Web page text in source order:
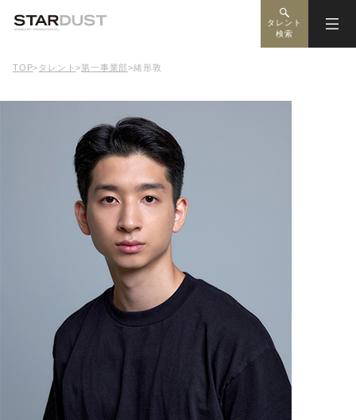
タレント
検索
TOP> タレント>第一事業部>緒形敦